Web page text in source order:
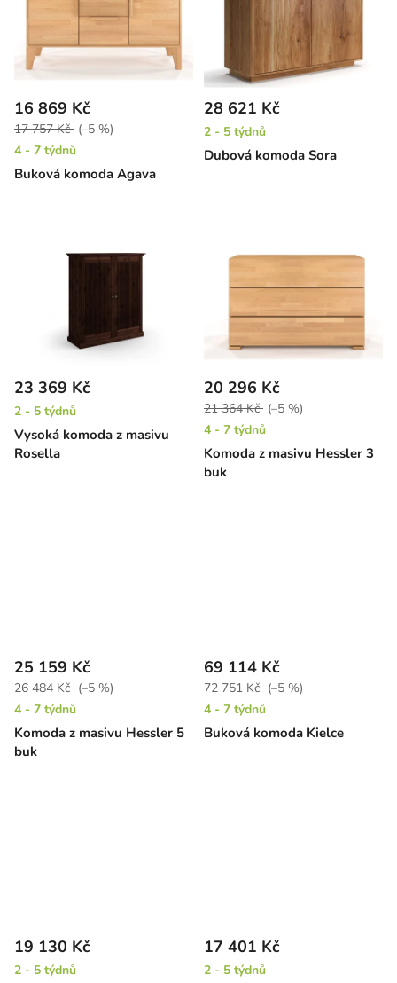
Buková komoda Agava
16 869 Kč
17 757 Kč (–5 %)
4 - 7 týdnů
Dubová komoda Sora
28 621 Kč
2 - 5 týdnů
Vysoká komoda z masivu
Rosella
23 369 Kč
2 - 5 týdnů
Komoda z masivu Hessler 3
buk
20 296 Kč
21 364 Kč (–5 %)
4 - 7 týdnů
Komoda z masivu Hessler 5
buk
25 159 Kč
26 484 Kč (–5 %)
4 - 7 týdnů
Buková komoda Kielce
69 114 Kč
72 751 Kč (–5 %)
4 - 7 týdnů
19 130 Kč
2 - 5 týdnů
17 401 Kč
2 - 5 týdnů